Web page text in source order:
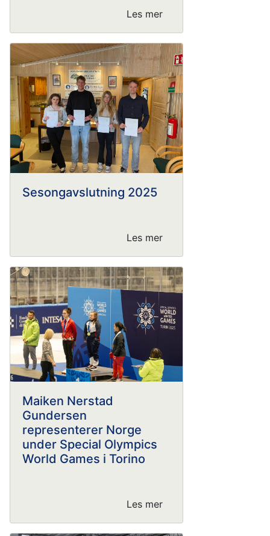
Les mer
Sesongavslutning 2025
Les mer
Maiken Nerstad
Gundersen
representerer Norge
under Special Olympics
World Games i Torino
Les mer